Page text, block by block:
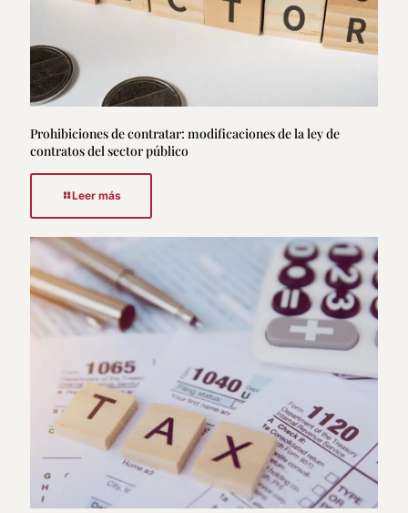
Prohibiciones de contratar: modificaciones de la ley de
contratos del sector público
Leer más